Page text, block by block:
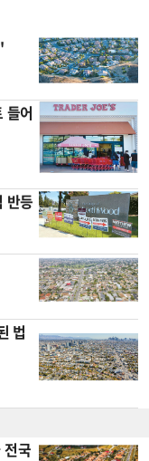
들어
반등
법
국